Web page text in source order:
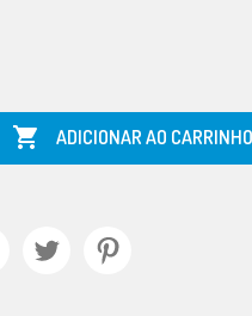
 ADICIONAR AO CARRINHO